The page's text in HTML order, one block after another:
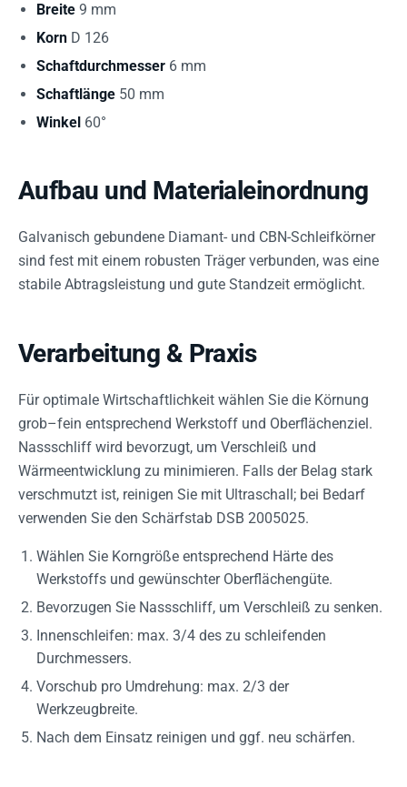
Breite 9 mm
Korn D 126
Schaftdurchmesser 6 mm
Schaftlänge 50 mm
Winkel 60°
Aufbau und Materialeinordnung
Galvanisch gebundene Diamant- und CBN-Schleifkörner
sind fest mit einem robusten Träger verbunden, was eine
stabile Abtragsleistung und gute Standzeit ermöglicht.
Verarbeitung & Praxis
Für optimale Wirtschaftlichkeit wählen Sie die Körnung
grob–fein entsprechend Werkstoff und Oberflächenziel.
Nassschliff wird bevorzugt, um Verschleiß und
Wärmeentwicklung zu minimieren. Falls der Belag stark
verschmutzt ist, reinigen Sie mit Ultraschall; bei Bedarf
verwenden Sie den Schärfstab DSB 2005025.
Wählen Sie Korngröße entsprechend Härte des
Werkstoffs und gewünschter Oberflächengüte.
Bevorzugen Sie Nassschliff, um Verschleiß zu senken.
Innenschleifen: max. 3/4 des zu schleifenden
Durchmessers.
Vorschub pro Umdrehung: max. 2/3 der
Werkzeugbreite.
Nach dem Einsatz reinigen und ggf. neu schärfen.